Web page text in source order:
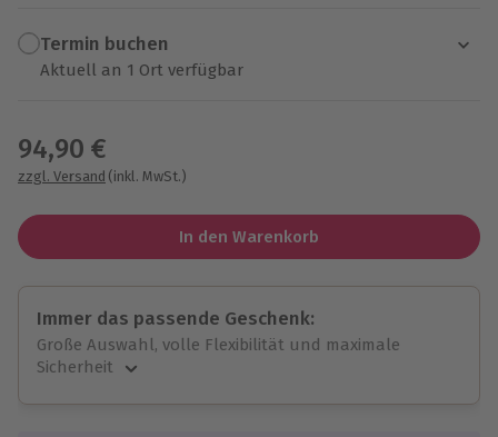
Termin buchen
Aktuell an 1 Ort verfügbar
94,90 €
zzgl. Versand (inkl. MwSt.)
In den Warenkorb
Immer das passende Geschenk:
Große Auswahl, volle Flexibilität und maximale
Sicherheit